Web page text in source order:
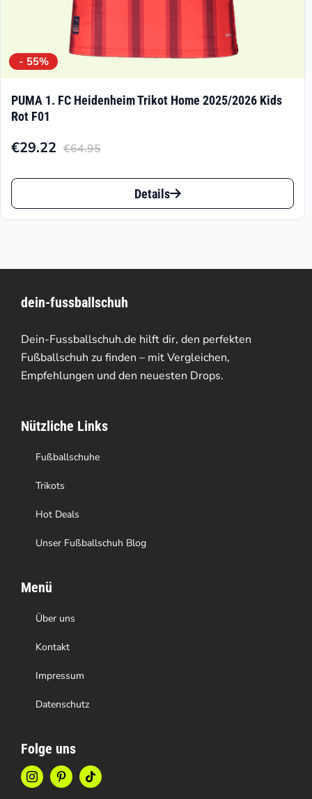
- 55%
PUMA 1. FC Heidenheim Trikot Home 2025/2026 Kids
Rot F01
€64.95
Ursprünglicher
Preis
€64.95
€29.22
Aktueller
Preis
€29.22.
Dieses
Produkt
auf.
Die
Optionen
können
der
Produktseite
gewählt
werden
Details
dein-fussballschuh
Dein-Fussballschuh.de hilft dir, den perfekten
Fußballschuh zu finden – mit Vergleichen,
Empfehlungen und den neuesten Drops.
Nützliche Links
Fußballschuhe
Trikots
Hot Deals
Unser Fußballschuh Blog
Menü
Über uns
Kontakt
Impressum
Datenschutz
Folge uns